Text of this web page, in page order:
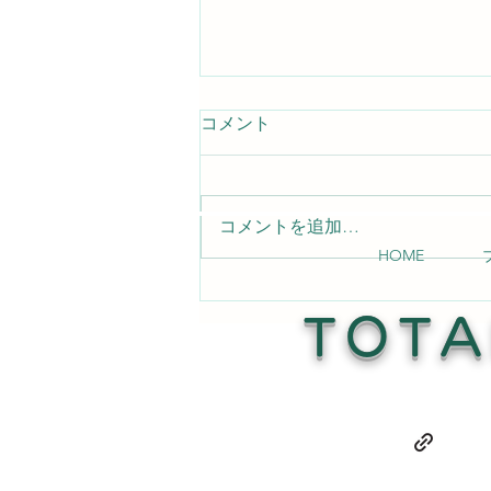
店内テーブルの傷補修 Read
コメント
コメントを追加…
HOME